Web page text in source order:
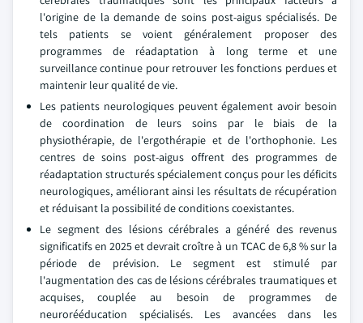
l'origine de la demande de soins post-aigus spécialisés. De
tels patients se voient généralement proposer des
programmes de réadaptation à long terme et une
surveillance continue pour retrouver les fonctions perdues et
maintenir leur qualité de vie.
Les patients neurologiques peuvent également avoir besoin
de coordination de leurs soins par le biais de la
physiothérapie, de l'ergothérapie et de l'orthophonie. Les
centres de soins post-aigus offrent des programmes de
réadaptation structurés spécialement conçus pour les déficits
neurologiques, améliorant ainsi les résultats de récupération
et réduisant la possibilité de conditions coexistantes.
Le segment des lésions cérébrales a généré des revenus
significatifs en 2025 et devrait croître à un TCAC de 6,8 % sur la
période de prévision. Le segment est stimulé par
l'augmentation des cas de lésions cérébrales traumatiques et
acquises, couplée au besoin de programmes de
neurorééducation spécialisés. Les avancées dans les